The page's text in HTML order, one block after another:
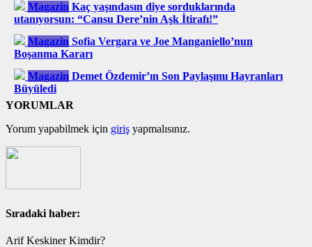
Magazin Kaç yaşındasın diye sorduklarında
utanıyorsun: “Cansu Dere’nin Aşk İtirafı!”
Magazin Sofia Vergara ve Joe Manganiello’nun
Boşanma Kararı
Magazin Demet Özdemir’ın Son Paylaşımı Hayranları
Büyüledi
YORUMLAR
Yorum yapabilmek için giriş yapmalısınız.
Sıradaki haber:
Arif Keskiner Kimdir?